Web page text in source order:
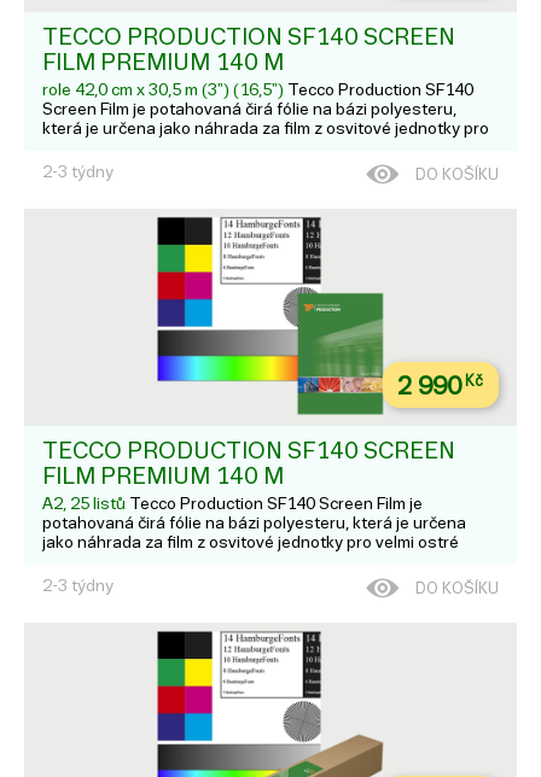
TECCO PRODUCTION SF140 SCREEN
FILM PREMIUM 140 Μ
role 42,0 cm x 30,5 m (3") (16,5") Tecco Production SF140
Screen Film je potahovaná čirá fólie na bázi polyesteru,
která je určena jako náhrada za film z osvitové jednotky pro
na dye nebo pigmentových tiskárnách. Hodí se pro: L...
2-3 týdny DO KOŠÍKU
2 990Kč
TECCO PRODUCTION SF140 SCREEN
FILM PREMIUM 140 Μ
A2, 25 listů Tecco Production SF140 Screen Film je
potahovaná čirá fólie na bázi polyesteru, která je určena
jako náhrada za film z osvitové jednotky pro velmi ostré
nebo pigmentových tiskárnách. Hodí se pro: L...
2-3 týdny DO KOŠÍKU